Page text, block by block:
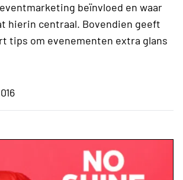
beïnvloed en waar
hierin centraal. Bovendien geeft
tips om evenementen extra glans